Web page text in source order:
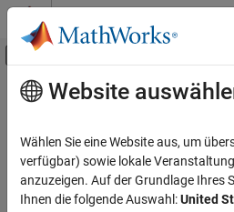
Weiter zum Inhalt
Umschaltung für Off-
Startseite der Dokumentation
Mapping Toolbox
Hauptinhalt
rotatetext
Rotate text to projected graticule
Syntax
Website
Wählen Sie eine Website aus, um
verfügbar) sowie lokale
anzuzeigen. Auf der Grundlage Ihres
Ihnen die folgende Auswahl:United